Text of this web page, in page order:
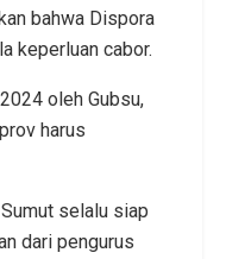
bahwa Dispora
keperluan cabor.
oleh Gubsu,
harus
selalu siap
dari pengurus